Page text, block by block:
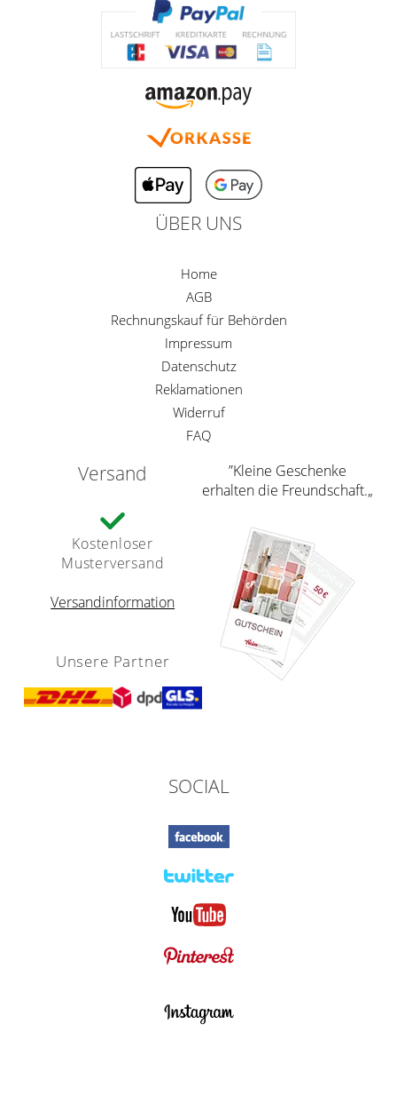
ÜBER UNS
Home
AGB
Rechnungskauf für Behörden
Impressum
Datenschutz
Reklamationen
Widerruf
FAQ
Versand
Kostenloser
Musterversand
Versandinformation
Unsere Partner
”Kleine Geschenke
erhalten die Freundschaft.„
SOCIAL